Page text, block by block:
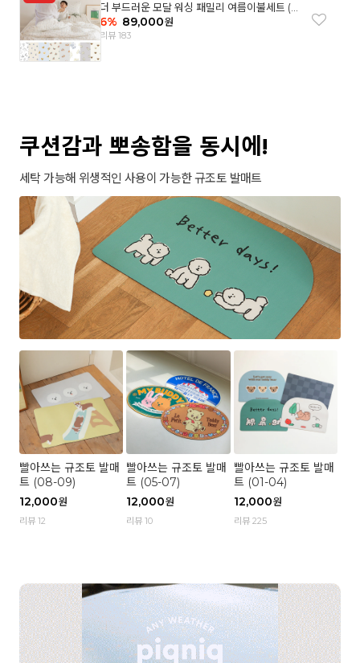
더 부드러운 모달 워싱 패밀리 여름이불세트 (8
컬러)
6% 89,000원
리뷰 183
쿠션감과 뽀송함을 동시에!
세탁 가능해 위생적인 사용이 가능한 규조토 발매트
빨아쓰는 규조토 발매
트 (08-09)
12,000원
리뷰 12
빨아쓰는 규조토 발매
트 (05-07)
12,000원
리뷰 10
빨아쓰는 규조토 발매
트 (01-04)
12,000원
리뷰 225